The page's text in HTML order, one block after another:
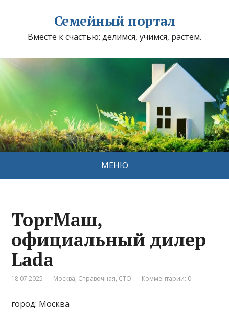
Семейный портал
Вместе к счастью: делимся, учимся, растем.
МЕНЮ
ТоргМаш,
официальный дилер
Lada
18.07.2025 Москва, Справочная, СТО Комментарии: 0
город: Москва